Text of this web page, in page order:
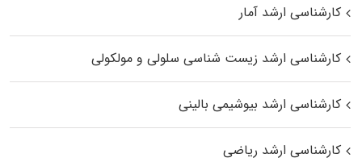
کارشناسی ارشد آمار
کارشناسی ارشد زیست شناسی سلولی و مولکولی
کارشناسی ارشد بیوشیمی بالینی
کارشناسی ارشد ریاضی